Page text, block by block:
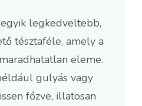
legkedveltebb,
tésztaféle, amely a
eleme.
gulyás vagy
főzve, illatosan